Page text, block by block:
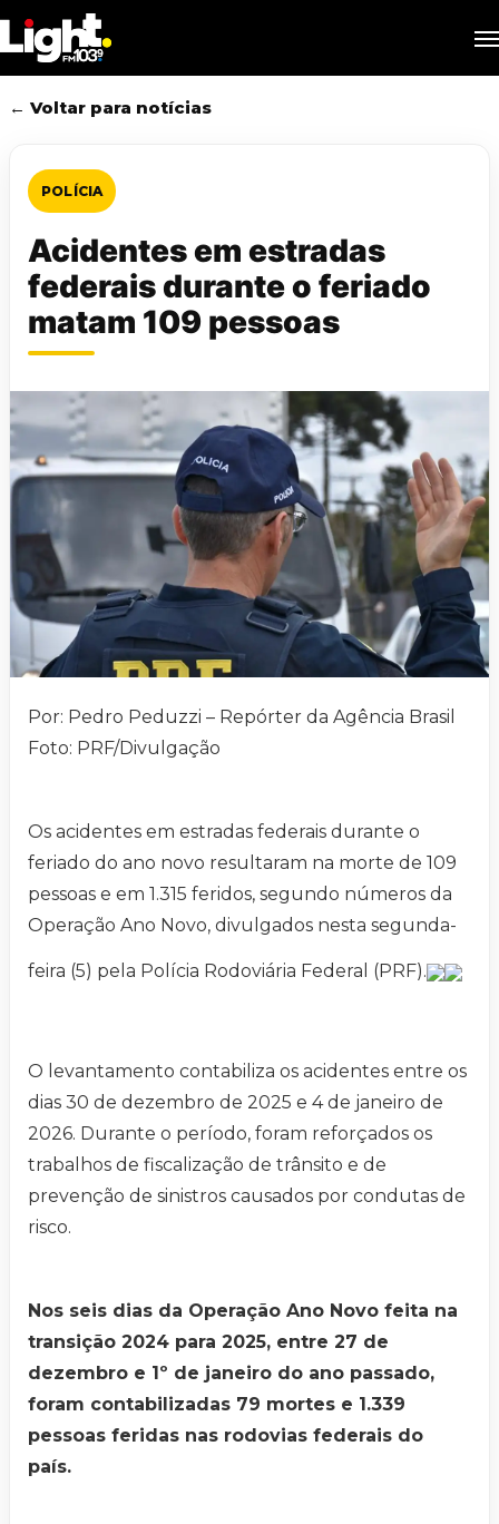
to
main
content
← Voltar para notícias
POLÍCIA
Acidentes em estradas
federais durante o feriado
matam 109 pessoas
Por: Pedro Peduzzi – Repórter da Agência Brasil
Foto: PRF/Divulgação
Os acidentes em estradas federais durante o
feriado do ano novo resultaram na morte de 109
pessoas e em 1.315 feridos, segundo números da
Operação Ano Novo, divulgados nesta segunda-
feira (5) pela Polícia Rodoviária Federal (PRF).
O levantamento contabiliza os acidentes entre os
dias 30 de dezembro de 2025 e 4 de janeiro de
2026. Durante o período, foram reforçados os
trabalhos de fiscalização de trânsito e de
prevenção de sinistros causados por condutas de
risco.
Nos seis dias da Operação Ano Novo feita na
transição 2024 para 2025, entre 27 de
dezembro e 1º de janeiro do ano passado,
foram contabilizadas 79 mortes e 1.339
pessoas feridas nas rodovias federais do
país.